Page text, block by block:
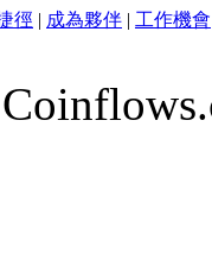
徑 | 成為夥伴 | 工作機會